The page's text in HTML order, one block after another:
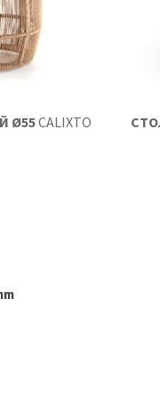
Ø55CALIXTO